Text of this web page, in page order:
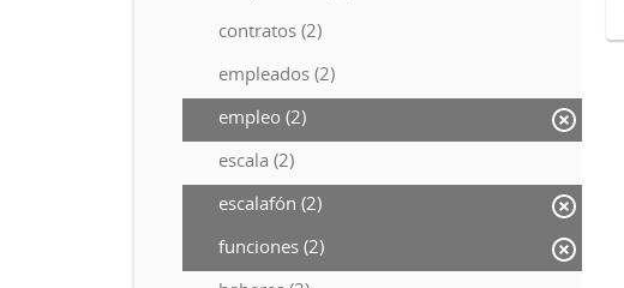
contratos (2)
empleados (2)
empleo (2)
escala (2)
escalafón (2)
funciones (2)